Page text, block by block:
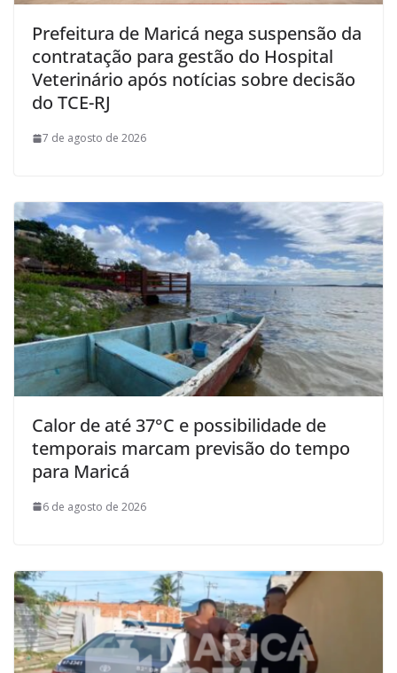
Prefeitura de Maricá nega suspensão da
contratação para gestão do Hospital
Veterinário após notícias sobre decisão
do TCE-RJ
7 de agosto de 2026
Calor de até 37°C e possibilidade de
temporais marcam previsão do tempo
para Maricá
6 de agosto de 2026